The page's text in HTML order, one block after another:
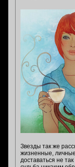
Звезды так же
жизненные,
доставаться не